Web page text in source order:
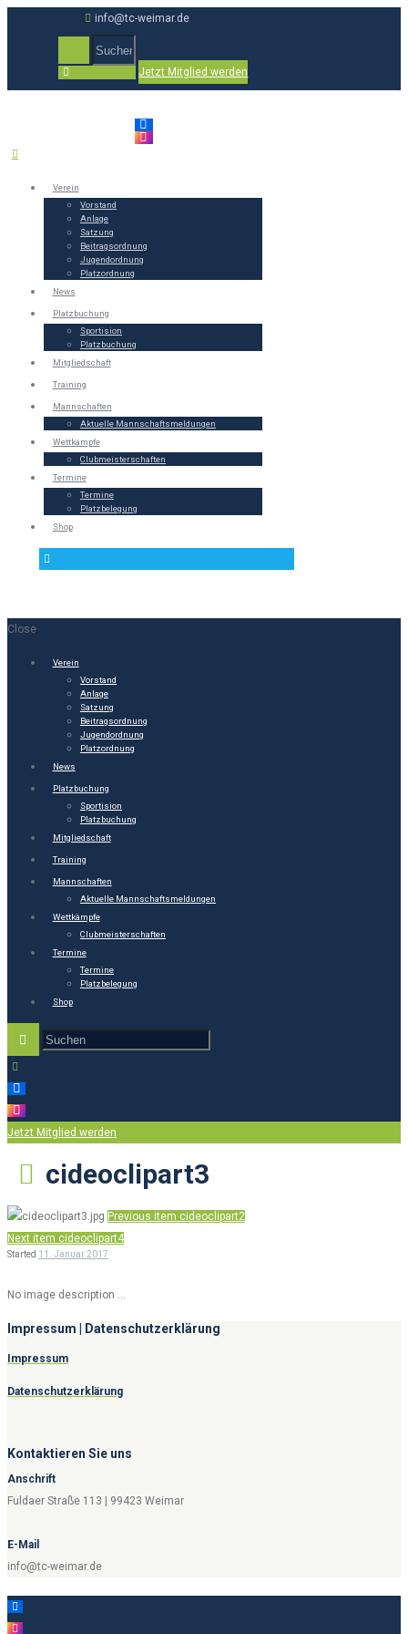
info@tc-weimar.de
Jetzt Mitglied werden
Verein
Vorstand
Anlage
Satzung
Beitragsordnung
Jugendordnung
Platzordnung
News
Platzbuchung
Sportision
Platzbuchung
Mitgliedschaft
Training
Mannschaften
Aktuelle Mannschaftsmeldungen
Wettkämpfe
Clubmeisterschaften
Termine
Termine
Platzbelegung
Shop
Close
Verein
Vorstand
Anlage
Satzung
Beitragsordnung
Jugendordnung
Platzordnung
News
Platzbuchung
Sportision
Platzbuchung
Mitgliedschaft
Training
Mannschaften
Aktuelle Mannschaftsmeldungen
Wettkämpfe
Clubmeisterschaften
Termine
Termine
Platzbelegung
Shop
Jetzt Mitglied werden
cideoclipart3
Previous item cideoclipart2
Next item cideoclipart4
Started 11. Januar 2017
No image description ...
Impressum | Datenschutzerklärung
Impressum
Datenschutzerklärung
Kontaktieren Sie uns
Anschrift
Fuldaer Straße 113 | 99423 Weimar
E-Mail
info@tc-weimar.de